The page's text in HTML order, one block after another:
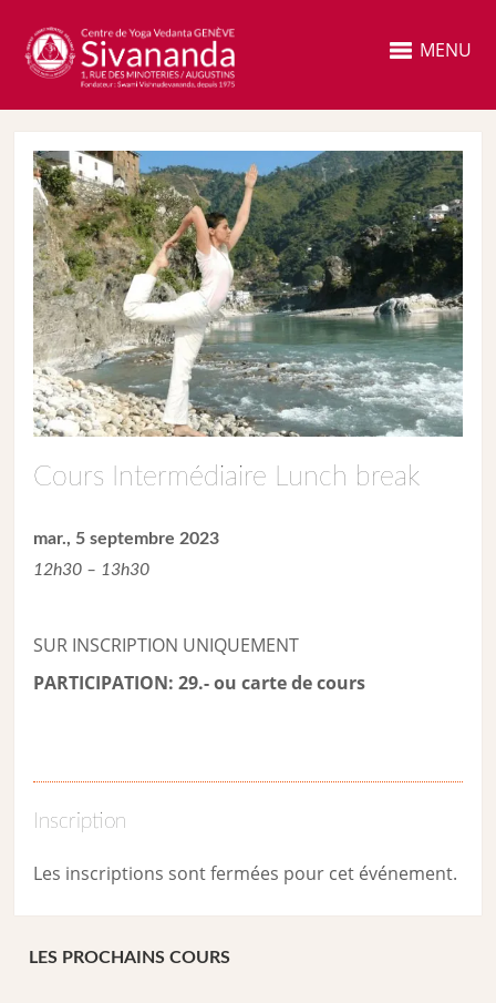
MENU
Cours Intermédiaire Lunch break
mar., 5 septembre 2023
12h30 – 13h30
SUR INSCRIPTION UNIQUEMENT
PARTICIPATION: 29.- ou carte de cours
Inscription
Les inscriptions sont fermées pour cet événement.
LES PROCHAINS COURS